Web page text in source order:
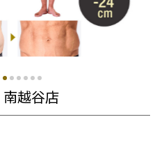
越谷店